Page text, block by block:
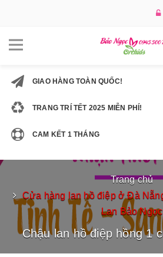
GIAO HÀNG TOÀN QUỐC!
TRANG TRÍ TẾT 2025 MIỄN PHÍ!
CAM KẾT 1 THÁNG
Trang chủ
Cửa hàng lan hồ điệp ở Đà
Lan Bảo Ngọc
Chậu lan hồ điệp hồng 1